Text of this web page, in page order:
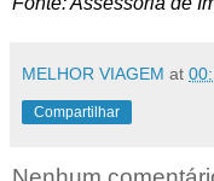
MELHOR VIAGEM at
Compartilhar